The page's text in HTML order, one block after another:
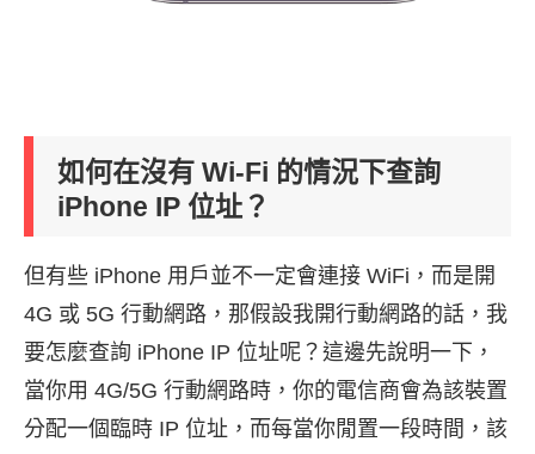
如何在沒有 Wi-Fi 的情況下查詢
iPhone IP 位址？
但有些 iPhone 用戶並不一定會連接 WiFi，而是開
4G 或 5G 行動網路，那假設我開行動網路的話，我
要怎麼查詢 iPhone IP 位址呢？這邊先說明一下，
當你用 4G/5G 行動網路時，你的電信商會為該裝置
分配一個臨時 IP 位址，而每當你閒置一段時間，該